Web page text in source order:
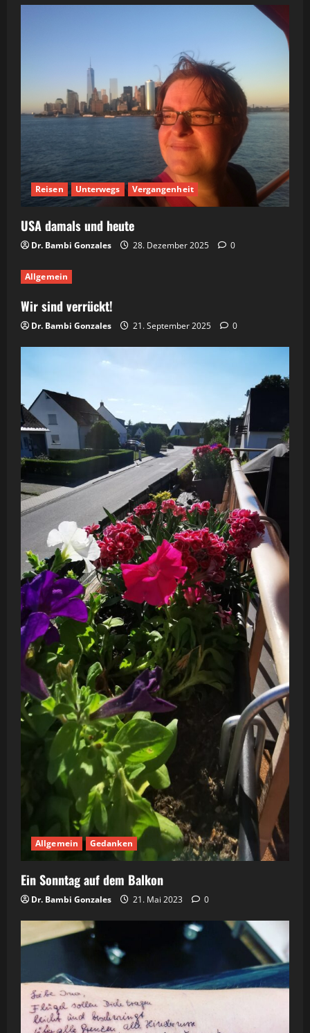
Reisen Unterwegs Vergangenheit
USA damals und heute
Dr. Bambi Gonzales 28. Dezember 2025 0
Allgemein
Wir sind verrückt!
Dr. Bambi Gonzales 21. September 2025 0
Allgemein Gedanken
Ein Sonntag auf dem Balkon
Dr. Bambi Gonzales 21. Mai 2023 0